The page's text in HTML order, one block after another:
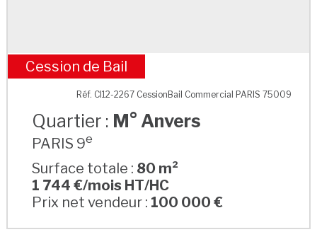
M° Anvers
Cession de Bail
Réf. CI12-2267 CessionBail Commercial PARIS 75009
Quartier : M° Anvers
PARIS 9e
Surface totale : 80 m²
1 744 €/mois HT/HC
Prix net vendeur : 100 000 €